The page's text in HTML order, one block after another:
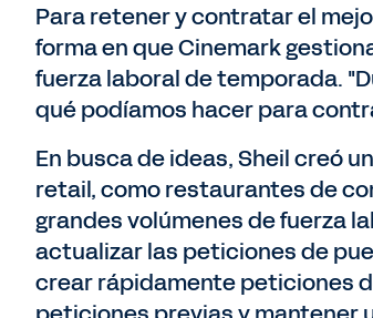
Para retener y contratar el
forma en que Cinemark
fuerza laboral de temporada.
qué podíamos hacer para
En busca de ideas, Sheil creó
retail, como restaurantes de
grandes volúmenes de fuerza
actualizar las peticiones de
crear rápidamente peticiones